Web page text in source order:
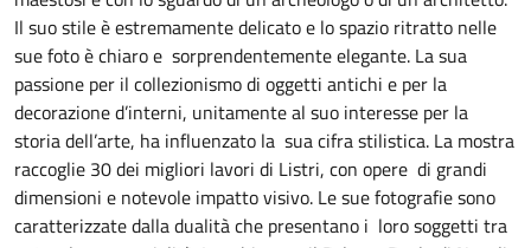
Il suo stile è estremamente delicato e lo spazio ritratto nelle
sue foto è chiaro e sorprendentemente elegante. La sua
passione per il collezionismo di oggetti antichi e per la
decorazione d’interni, unitamente al suo interesse per la
storia dell’arte, ha influenzato la sua cifra stilistica. La mostra
raccoglie 30 dei migliori lavori di Listri, con opere di grandi
dimensioni e notevole impatto visivo. Le sue fotografie sono
caratterizzate dalla dualità che presentano i loro soggetti tra